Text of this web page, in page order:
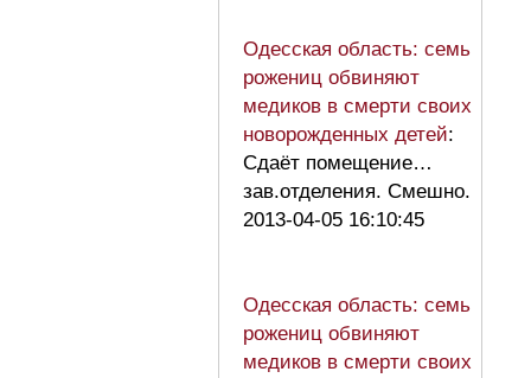
Одесская область: семь
рожениц обвиняют
медиков в смерти своих
новорожденных детей:
Сдаёт помещение…
зав.отделения. Смешно.
2013-04-05 16:10:45
Одесская область: семь
рожениц обвиняют
медиков в смерти своих